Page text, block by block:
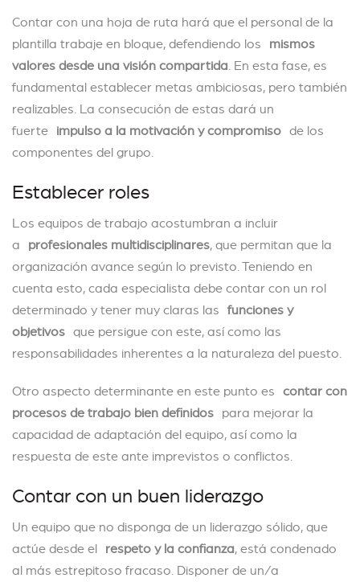
Contar con una hoja de ruta hará que el personal de la
plantilla trabaje en bloque, defendiendo los mismos
valores desde una visión compartida . En esta fase, es
fundamental establecer metas ambiciosas, pero también
realizables. La consecución de estas dará un
fuerte impulso a la motivación y compromiso de los
componentes del grupo.
Establecer roles
Los equipos de trabajo acostumbran a incluir
a profesionales multidisciplinares, que permitan que la
organización avance según lo previsto. Teniendo en
cuenta esto, cada especialista debe contar con un rol
determinado y tener muy claras las funciones y
objetivos que persigue con este, así como las
responsabilidades inherentes a la naturaleza del puesto.
Otro aspecto determinante en este punto es contar con
procesos de trabajo bien definidos para mejorar la
capacidad de adaptación del equipo, así como la
respuesta de este ante imprevistos o conflictos.
Contar con un buen liderazgo
Un equipo que no disponga de un liderazgo sólido, que
actúe desde el respeto y la confianza, está condenado
al más estrepitoso fracaso. Disponer de un/a